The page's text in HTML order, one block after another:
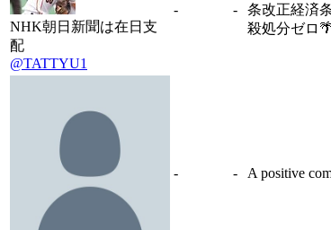
NHK朝日新聞は在日支
配
@TATTYU1
- -
条改正経済
殺処分ゼロ
- - A positive